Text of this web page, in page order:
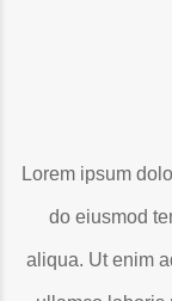
Lorem ipsum
do eiusmod
aliqua. Ut enim